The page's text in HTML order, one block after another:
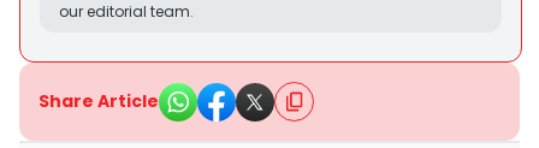
our editorial team.
Share Article